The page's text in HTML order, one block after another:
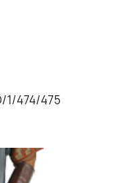
1/474/475